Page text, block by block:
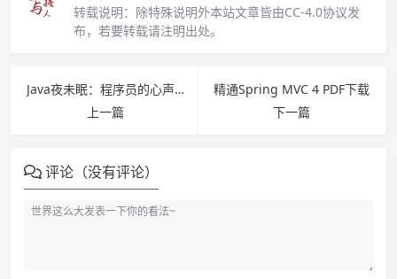
转载说明： 除特殊说明外本站文章皆由CC-4.0协议发
布，若要转载请注明出处。
Java夜未眠：程序员的心声 PDF下载
上一篇
精通Spring MVC 4 PDF下载
下一篇
评论（没有评论）